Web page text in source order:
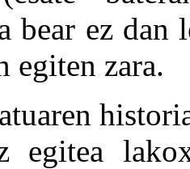
bear ez
egiten zara.
egitea